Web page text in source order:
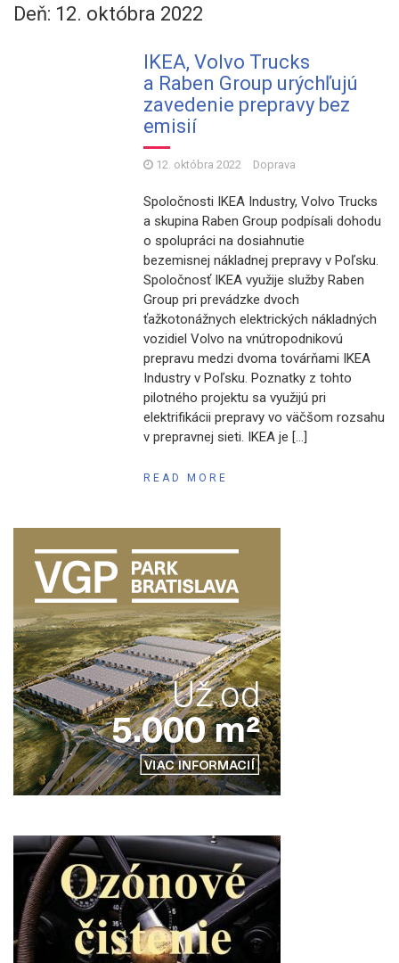
Deň: 12. októbra 2022
IKEA, Volvo Trucks
a Raben Group urýchľujú
zavedenie prepravy bez
emisií
12. októbra 2022 Doprava
Spoločnosti IKEA Industry, Volvo Trucks
a skupina Raben Group podpísali dohodu
o spolupráci na dosiahnutie
bezemisnej nákladnej prepravy v Poľsku.
Spoločnosť IKEA využije služby Raben
Group pri prevádzke dvoch
ťažkotonážnych elektrických nákladných
vozidiel Volvo na vnútropodnikovú
prepravu medzi dvoma továrňami IKEA
Industry v Poľsku. Poznatky z tohto
pilotného projektu sa využijú pri
elektrifikácii prepravy vo väčšom rozsahu
v prepravnej sieti. IKEA je […]
READ MORE